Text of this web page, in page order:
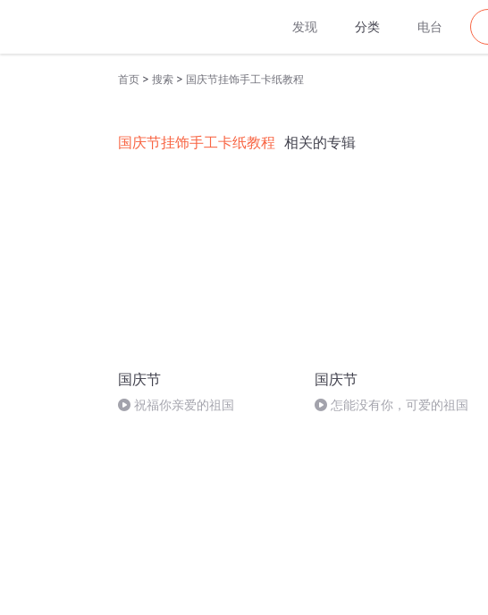
发现 分类 电台
首页 > 搜索 > 国庆节挂饰手工卡纸教程
国庆节挂饰手工卡纸教程 相关的专辑
国庆节
祝福你亲爱的祖国
国庆节
怎能没有你，可爱的祖国